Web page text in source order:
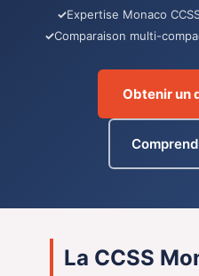
Expertise Monaco
Comparaison multi-
Obtenir un
La CCSS